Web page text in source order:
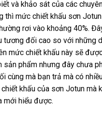
và khảo sát của các
thì mức chiết khấu sơn
rơi vào khoảng 40%.
tương đối cao so với những
mức chiết khấu này sẽ
sản phẩm nhưng đây chưa
cùng mà bạn trả mà có
khấu của sơn Jotun mà
mới hiểu được.